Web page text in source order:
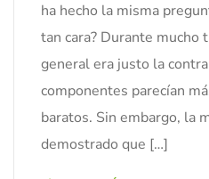
ha hecho la misma
tan cara? Durante mucho
general era justo la
componentes parecían
baratos. Sin embargo, la
demostrado que […]